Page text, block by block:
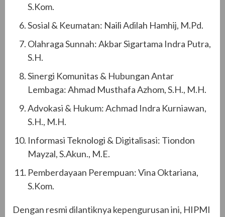
S.Kom.
Sosial & Keumatan: Naili Adilah Hamhij, M.Pd.
Olahraga Sunnah: Akbar Sigartama Indra Putra,
S.H.
Sinergi Komunitas & Hubungan Antar
Lembaga: Ahmad Musthafa Azhom, S.H., M.H.
Advokasi & Hukum: Achmad Indra Kurniawan,
S.H., M.H.
Informasi Teknologi & Digitalisasi: Tiondon
Mayzal, S.Akun., M.E.
Pemberdayaan Perempuan: Vina Oktariana,
S.Kom.
Dengan resmi dilantiknya kepengurusan ini, HIPMI